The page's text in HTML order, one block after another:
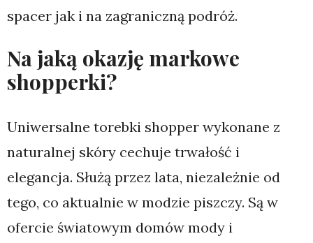
spacer jak i na zagraniczną podróż.
Na jaką okazję markowe
shopperki?
Uniwersalne torebki shopper wykonane z
naturalnej skóry cechuje trwałość i
elegancja. Służą przez lata, niezależnie od
tego, co aktualnie w modzie piszczy. Są w
ofercie światowym domów mody i